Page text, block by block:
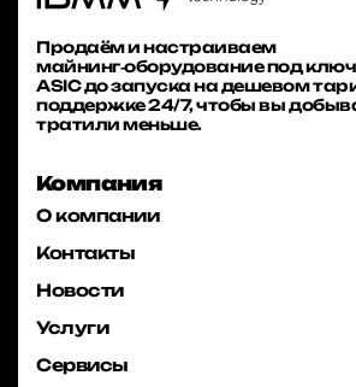
Продаём и настраиваем
майнинг‑оборудование под
ASIC до запуска на дешевом
поддержке 24/7, чтобы вы
тратили меньше.
Компания
О компании
Контакты
Новости
Услуги
Сервисы